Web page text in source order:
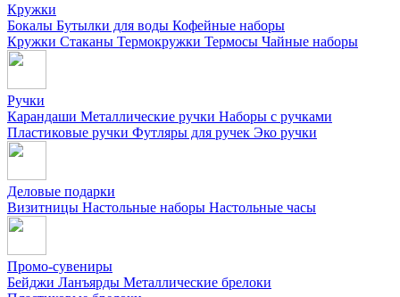
Кружки
Бокалы Бутылки для воды Кофейные наборы
Кружки Стаканы Термокружки Термосы Чайные наборы
Ручки
Карандаши Металлические ручки Наборы с ручками
Пластиковые ручки Футляры для ручек Эко ручки
Деловые подарки
Визитницы Настольные наборы Настольные часы
Промо-сувениры
Бейджи Ланъярды Металлические брелоки